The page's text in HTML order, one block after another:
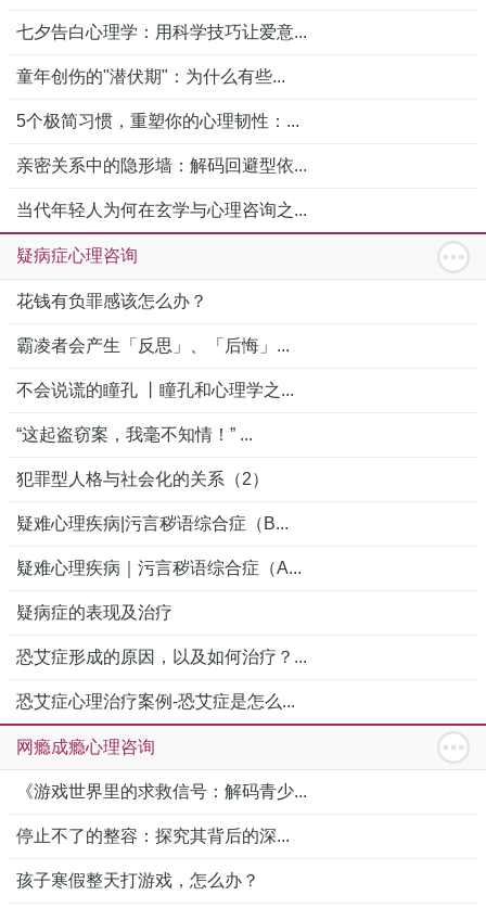
七夕告白心理学：用科学技巧让爱意...
童年创伤的"潜伏期"：为什么有些...
5个极简习惯，重塑你的心理韧性：...
亲密关系中的隐形墙：解码回避型依...
当代年轻人为何在玄学与心理咨询之...
疑病症心理咨询
花钱有负罪感该怎么办？
霸凌者会产生「反思」、「后悔」...
不会说谎的瞳孔 丨瞳孔和心理学之...
“这起盗窃案，我毫不知情！” ...
犯罪型人格与社会化的关系（2）
疑难心理疾病|污言秽语综合症（B...
疑难心理疾病｜污言秽语综合症（A...
疑病症的表现及治疗
恐艾症形成的原因，以及如何治疗？...
恐艾症心理治疗案例-恐艾症是怎么...
网瘾成瘾心理咨询
《游戏世界里的求救信号：解码青少...
停止不了的整容：探究其背后的深...
孩子寒假整天打游戏，怎么办？